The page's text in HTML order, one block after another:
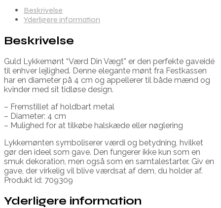
Beskrivelse
Yderligere information
Beskrivelse
Guld Lykkemønt “Værd Din Vægt” er den perfekte gaveidé
til enhver lejlighed. Denne elegante mønt fra Festkassen
har en diameter på 4 cm og appellerer til både mænd og
kvinder med sit tidløse design.
– Fremstillet af holdbart metal
– Diameter: 4 cm
– Mulighed for at tilkøbe halskæde eller nøglering
Lykkemønten symboliserer værdi og betydning, hvilket
gør den ideel som gave. Den fungerer ikke kun som en
smuk dekoration, men også som en samtalestarter. Giv en
gave, der virkelig vil blive værdsat af dem, du holder af.
Produkt id: 709309
Yderligere information